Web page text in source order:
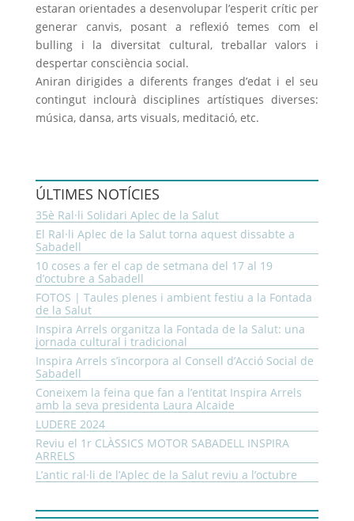
estaran orientades a desenvolupar l’esperit crític per
generar canvis, posant a reflexió temes com el
bulling i la diversitat cultural, treballar valors i
despertar consciència social.
Aniran dirigides a diferents franges d’edat i el seu
contingut inclourà disciplines artístiques diverses:
música, dansa, arts visuals, meditació, etc.
ÚLTIMES NOTÍCIES
35è Ral·li Solidari Aplec de la Salut
El Ral·li Aplec de la Salut torna aquest dissabte a
Sabadell
10 coses a fer el cap de setmana del 17 al 19
d’octubre a Sabadell
FOTOS | Taules plenes i ambient festiu a la Fontada
de la Salut
Inspira Arrels organitza la Fontada de la Salut: una
jornada cultural i tradicional
Inspira Arrels s’incorpora al Consell d’Acció Social de
Sabadell
Coneixem la feina que fan a l’entitat Inspira Arrels
amb la seva presidenta Laura Alcaide
LUDERE 2024
Reviu el 1r CLÀSSICS MOTOR SABADELL INSPIRA
ARRELS
L’antic ral·li de l’Aplec de la Salut reviu a l’octubre